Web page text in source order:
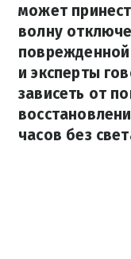
может
волну
поврежденной
и эксперты
зависеть от
часов без